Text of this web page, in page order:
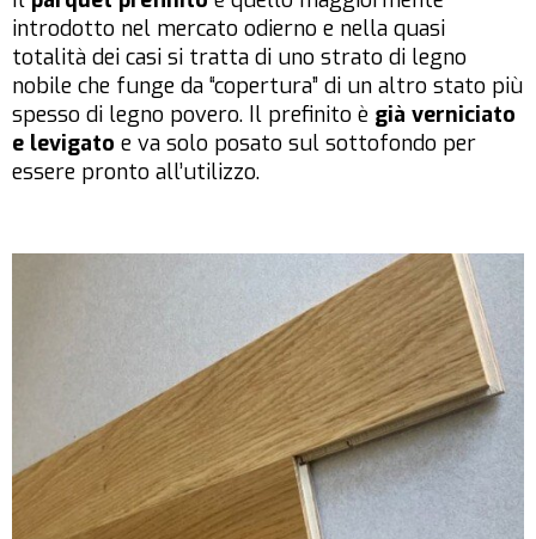
introdotto nel mercato odierno e nella quasi
totalità dei casi si tratta di uno strato di legno
nobile che funge da “copertura” di un altro stato più
spesso di legno povero. Il prefinito è già verniciato
e levigato e va solo posato sul sottofondo per
essere pronto all’utilizzo.